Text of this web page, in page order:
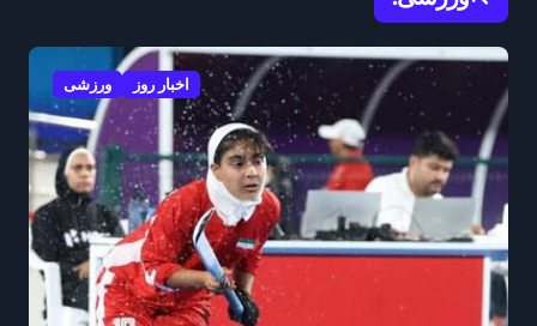
اخبار روز ورزشی